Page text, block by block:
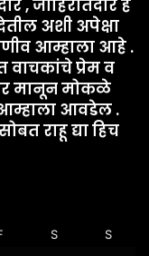
, जाहिरातदार हे
अशी अपेक्षा
आम्हाला आहे .
वाचकांचे प्रेम व
मानून मोकळे
आम्हाला आवडेल .
राहू द्या हिच
S S